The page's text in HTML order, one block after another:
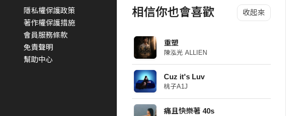
相信你也會喜歡 收起來
重塑
陳泓光 ALLIEN
Cuz it's Luv
桃子A1J
痛且快樂著 40s
隱私權保護政策
著作權保護措施
會員服務條款
免責聲明
幫助中心
StreetVoice Awards 街聲音樂獎
Blow 吹音樂
Packer 派歌
SimpleLife 簡單生活節
ParkPark Carnival
一起比 YEAH 吧